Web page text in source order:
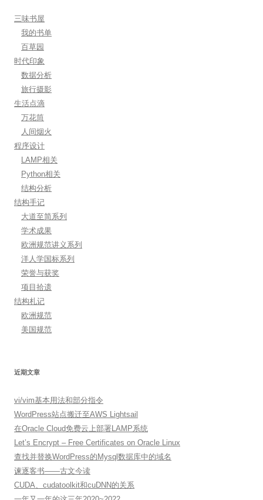
三味书屋
我的书单
百草园
时代印象
数据分析
旅行摄影
生活点滴
万花筒
人间烟火
程序设计
LAMP相关
Python相关
结构分析
结构手记
大道至简系列
学术成果
欧洲规范讲义系列
洋人学国标系列
荣誉与获奖
项目拾遗
结构札记
欧洲规范
美国规范
近期文章
vi/vim基本用法和部分指令
WordPress站点搬迁至AWS Lightsail
在Oracle Cloud免费云上部署LAMP系统
Let’s Encrypt – Free Certificates on Oracle Linux
查找并替换WordPress的Mysql数据库中的域名
谏逐客书——古文今读
CUDA、cudatoolkit和cuDNN的关系